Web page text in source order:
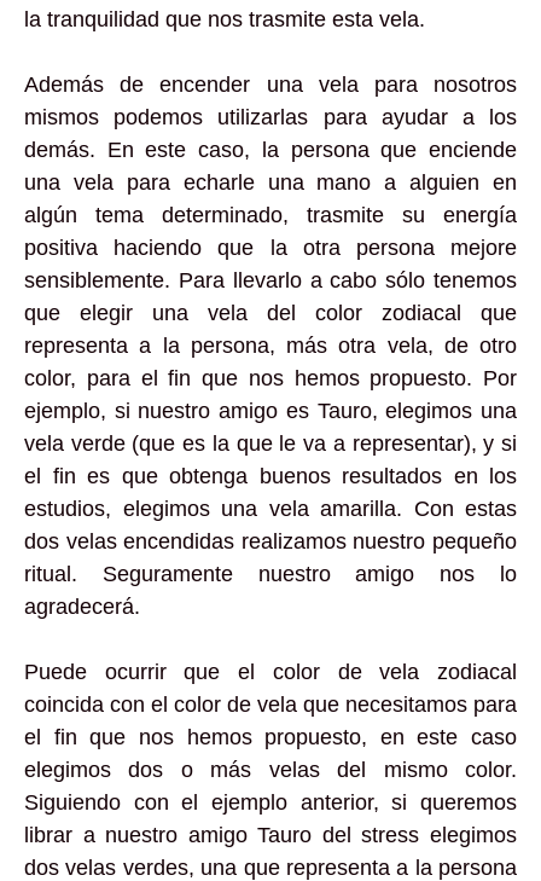
la tranquilidad que nos trasmite esta vela.
Además de encender una vela para nosotros
mismos podemos utilizarlas para ayudar a los
demás. En este caso, la persona que enciende
una vela para echarle una mano a alguien en
algún tema determinado, trasmite su energía
positiva haciendo que la otra persona mejore
sensiblemente. Para llevarlo a cabo sólo tenemos
que elegir una vela del color zodiacal que
representa a la persona, más otra vela, de otro
color, para el fin que nos hemos propuesto. Por
ejemplo, si nuestro amigo es Tauro, elegimos una
vela verde (que es la que le va a representar), y si
el fin es que obtenga buenos resultados en los
estudios, elegimos una vela amarilla. Con estas
dos velas encendidas realizamos nuestro pequeño
ritual. Seguramente nuestro amigo nos lo
agradecerá.
Puede ocurrir que el color de vela zodiacal
coincida con el color de vela que necesitamos para
el fin que nos hemos propuesto, en este caso
elegimos dos o más velas del mismo color.
Siguiendo con el ejemplo anterior, si queremos
librar a nuestro amigo Tauro del stress elegimos
dos velas verdes, una que representa a la persona